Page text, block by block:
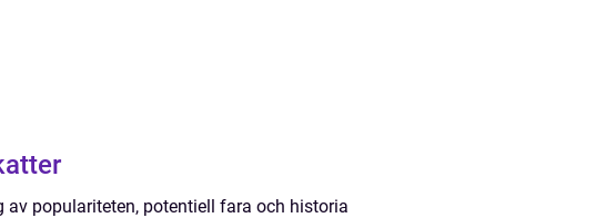
av populariteten, potentiell fara och historia